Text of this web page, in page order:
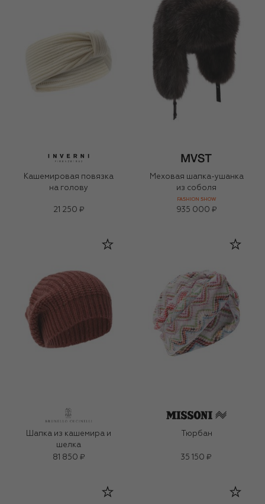
Кашемировая повязка
на голову
21 250 ₽
Меховая шапка-ушанка
из соболя
FASHION SHOW
935 000 ₽
Шапка из кашемира и
шелка
81 850 ₽
Тюрбан
35 150 ₽